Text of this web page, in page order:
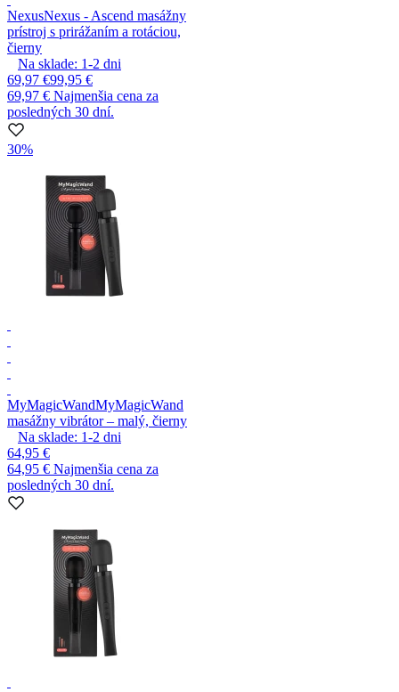
NexusNexus - Ascend masážny
prístroj s prirážaním a rotáciou,
čierny
Na sklade: 1-2 dni
69,97 €99,95 €
69,97 € Najmenšia cena za
posledných 30 dní.
30%
MyMagicWandMyMagicWand
masážny vibrátor – malý, čierny
Na sklade: 1-2 dni
64,95 €
64,95 € Najmenšia cena za
posledných 30 dní.